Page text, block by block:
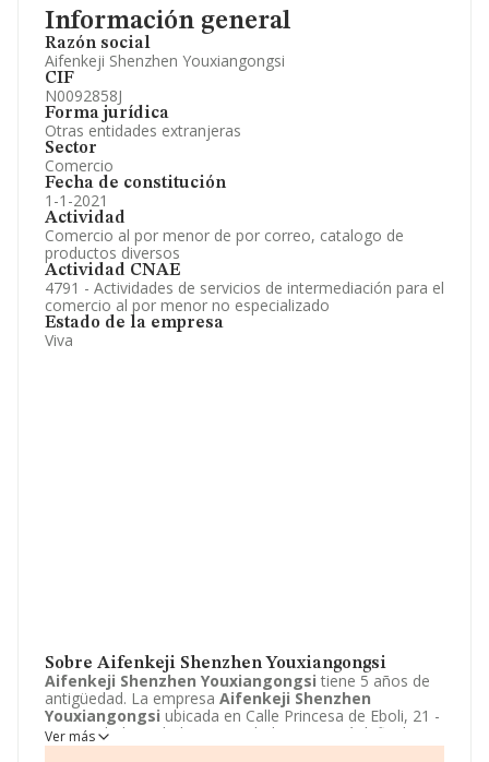
Información general
Razón social
Aifenkeji Shenzhen Youxiangongsi
CIF
N0092858J
Forma jurídica
Otras entidades extranjeras
Sector
Comercio
Fecha de constitución
1-1-2021
Actividad
Comercio al por menor de por correo, catalogo de
productos diversos
Actividad CNAE
4791 - Actividades de servicios de intermediación para el
comercio al por menor no especializado
Estado de la empresa
Viva
Sobre Aifenkeji Shenzhen Youxiangongsi
Aifenkeji Shenzhen Youxiangongsi tiene 5 años de
antigüedad. La empresa Aifenkeji Shenzhen
Youxiangongsi ubicada en Calle Princesa de Eboli, 21 -
2 C, Madrid, Madrid. Su actividad CNAE está definida
como 4791 - Actividades de servicios de intermediación
Ver más
Información oficial y registral complementaria.